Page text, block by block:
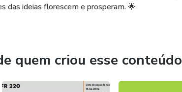
das ideias florescem e prosperam. 🌟
quem criou esse conteúdo